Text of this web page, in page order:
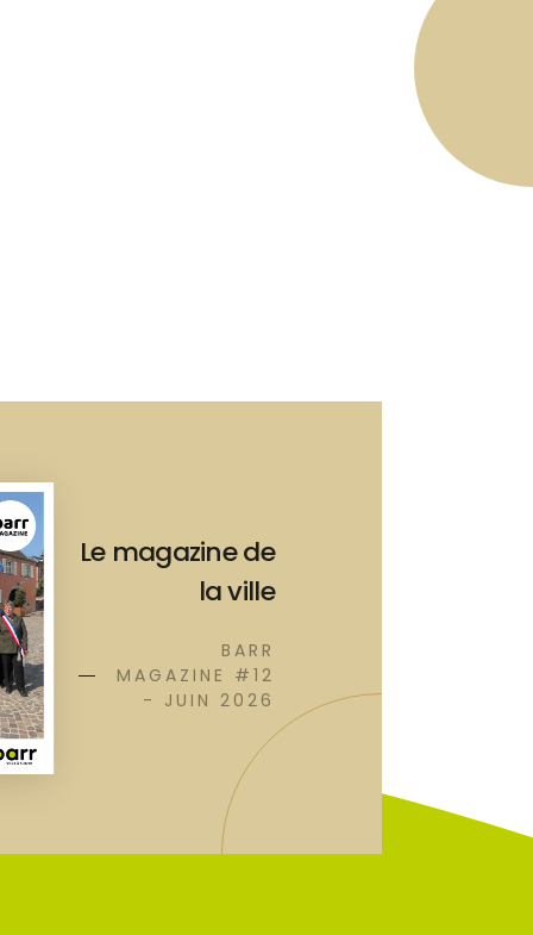
Le magazine de
la ville
BARR
MAGAZINE #12
- JUIN 2026